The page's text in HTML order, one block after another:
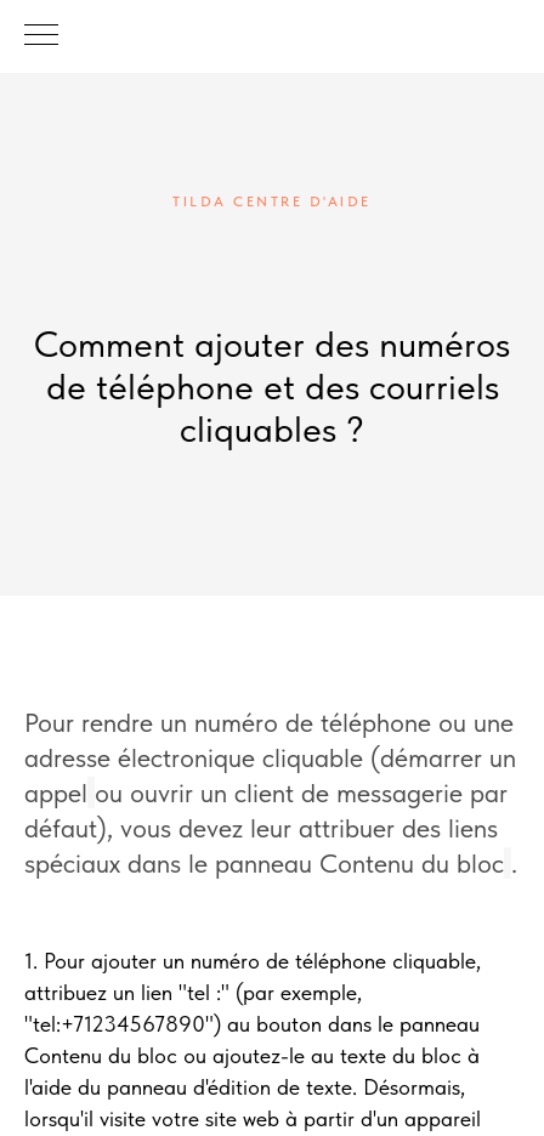
TILDA CENTRE D'AIDE
Comment ajouter des numéros
de téléphone et des courriels
cliquables ?
Pour rendre un numéro de téléphone ou une
adresse électronique cliquable (démarrer un
appel ou ouvrir un client de messagerie par
défaut), vous devez leur attribuer des liens
spéciaux dans le panneau Contenu du bloc .
1. Pour ajouter un numéro de téléphone cliquable,
attribuez un lien "tel :" (par exemple,
"tel:+71234567890") au bouton dans le panneau
Contenu du bloc ou ajoutez-le au texte du bloc à
l'aide du panneau d'édition de texte. Désormais,
lorsqu'il visite votre site web à partir d'un appareil